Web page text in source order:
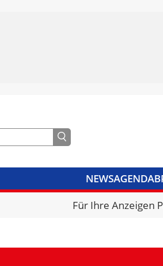
NEWSAGENDA
VIDEOSBIBLIOTHEK
Für Ihre Anzeigen